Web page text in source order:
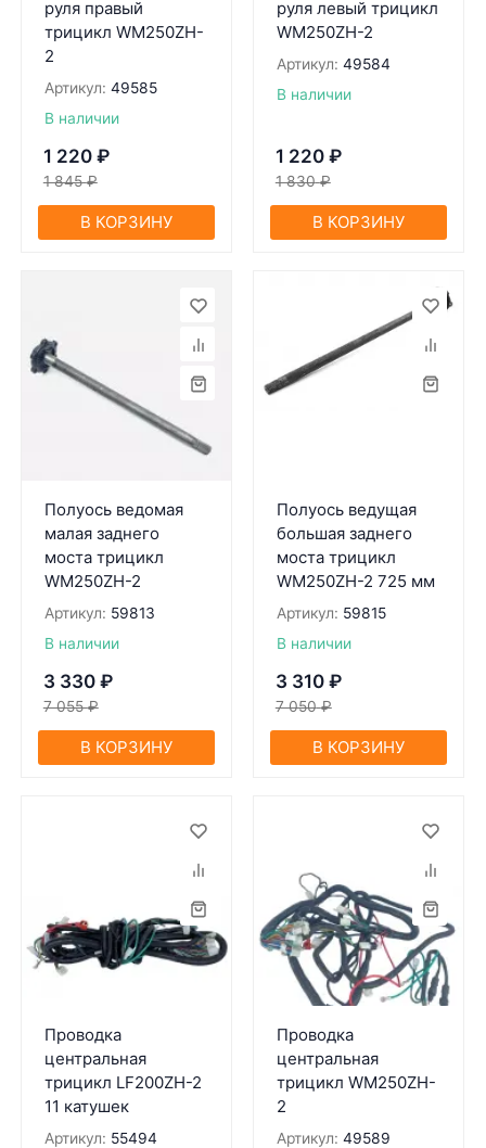
руля прaвый
трицикл WM250ZH-
2
Артикул: 49585
В наличии
1 220 ₽
1 845 ₽
В КОРЗИНУ
руля левый трицикл
WM250ZH-2
Артикул: 49584
В наличии
1 220 ₽
1 830 ₽
В КОРЗИНУ
Полуось ведомaя
мaлaя зaднего
мостa трицикл
WM250ZH-2
Артикул: 59813
В наличии
3 330 ₽
7 055 ₽
В КОРЗИНУ
Полуось ведущая
большая заднего
моста трицикл
WM250ZH-2 725 мм
Артикул: 59815
В наличии
3 310 ₽
7 050 ₽
В КОРЗИНУ
Проводка
центральная
трицикл LF200ZH-2
11 катушек
Артикул: 55494
Проводка
центральная
трицикл WM250ZH-
2
Артикул: 49589